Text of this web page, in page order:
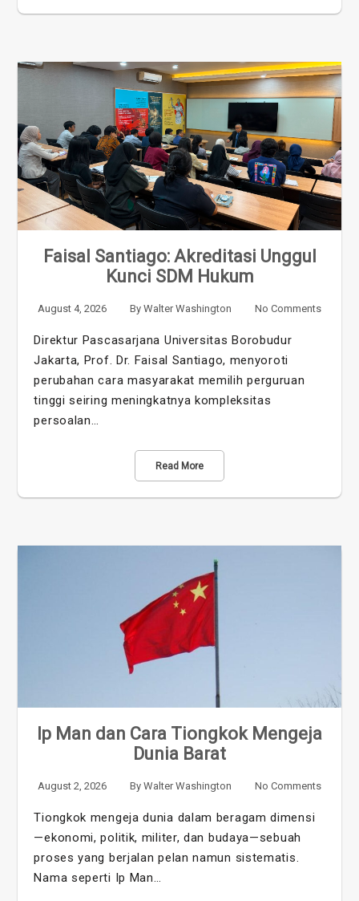
Faisal Santiago: Akreditasi Unggul
Kunci SDM Hukum
August 4, 2026 By Walter Washington No Comments
Direktur Pascasarjana Universitas Borobudur
Jakarta, Prof. Dr. Faisal Santiago, menyoroti
perubahan cara masyarakat memilih perguruan
tinggi seiring meningkatnya kompleksitas
persoalan…
Read More
Ip Man dan Cara Tiongkok Mengeja
Dunia Barat
August 2, 2026 By Walter Washington No Comments
Tiongkok mengeja dunia dalam beragam dimensi
—ekonomi, politik, militer, dan budaya—sebuah
proses yang berjalan pelan namun sistematis.
Nama seperti Ip Man…